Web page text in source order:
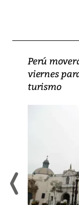
Perú
viernes
turismo